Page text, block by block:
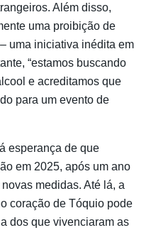
Além disso,
uma proibição de
uma iniciativa inédita em
“estamos buscando
e acreditamos que
para um evento de
esperança de que
em 2025, após um ano
medidas. Até lá, a
coração de Tóquio pode
dos que vivenciaram as